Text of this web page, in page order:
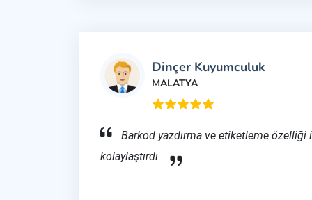
Dinçer Kuyumculuk
MALATYA
Barkod yazdırma ve etiketleme özelliği
kolaylaştırdı.